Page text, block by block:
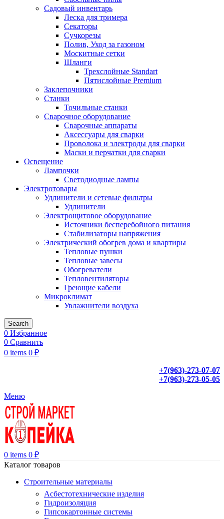
Садовый инвентарь
Леска для тримера
Секаторы
Сучкорезы
Полив, Уход за газоном
Москитные сетки
Шланги
Трехслойные Standart
Пятислойные Premium
Заклепочники
Станки
Точильные станки
Сварочное оборудование
Сварочные аппараты
Аксессуары для сварки
Проволока и электроды для сварки
Маски и перчатки для сварки
Освещение
Лампочки
Светодиодные лампы
Электротовары
Удлинители и сетевые фильтры
Удлинители
Электрощитовое оборудование
Источники бесперебойного питания
Стабилизаторы напряжения
Электрический обогрев дома и квартиры
Тепловые пушки
Тепловые завесы
Обогреватели
Тепловентиляторы
Греющие кабели
Микроклимат
Увлажнители воздуха
Search
0 Избранное
0 Сравнить
0 items 0 ₽
+7(963)-273-07-07
+7(963)-273-05-05
Меню
0 items 0 ₽
Каталог товаров
Строительные материалы
Асбестотехнические изделия
Гидроизоляция
Гипсокартонные системы